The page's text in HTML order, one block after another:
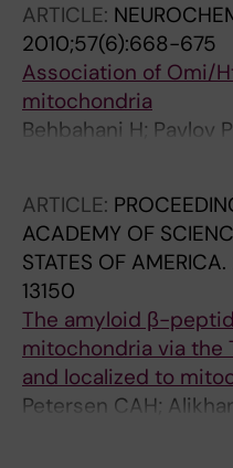
ARTICLE:
2010;57(6):668-675
Association of Omi/
mitochondria
Behbahani H; Pavlov
ARTICLE:
ACADEMY OF
STATES OF AMERICA.
13150
The amyloid β-
mitochondria via the
and localized to
Petersen CAH;
Wiehager B; Pavlov